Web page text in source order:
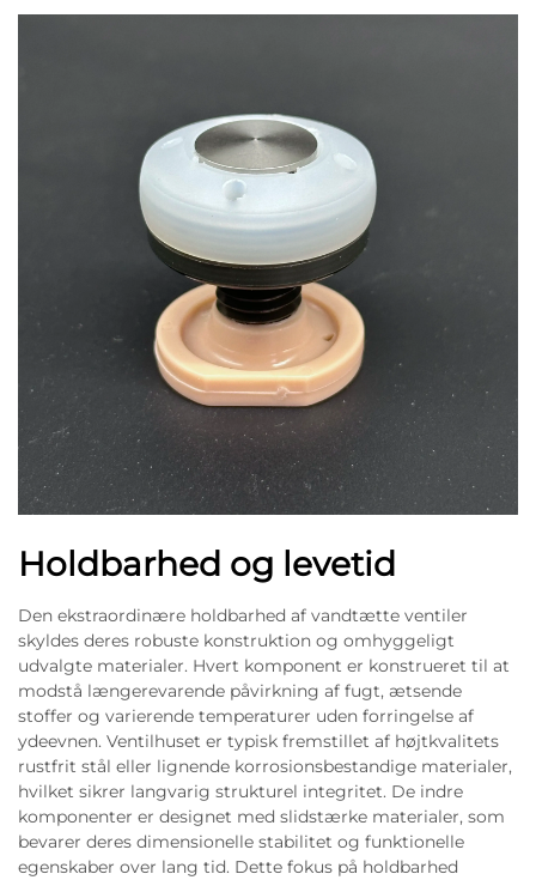
Holdbarhed og levetid
Den ekstraordinære holdbarhed af vandtætte ventiler
skyldes deres robuste konstruktion og omhyggeligt
udvalgte materialer. Hvert komponent er konstrueret til at
modstå længerevarende påvirkning af fugt, ætsende
stoffer og varierende temperaturer uden forringelse af
ydeevnen. Ventilhuset er typisk fremstillet af højtkvalitets
rustfrit stål eller lignende korrosionsbestandige materialer,
hvilket sikrer langvarig strukturel integritet. De indre
komponenter er designet med slidstærke materialer, som
bevarer deres dimensionelle stabilitet og funktionelle
egenskaber over lang tid. Dette fokus på holdbarhed